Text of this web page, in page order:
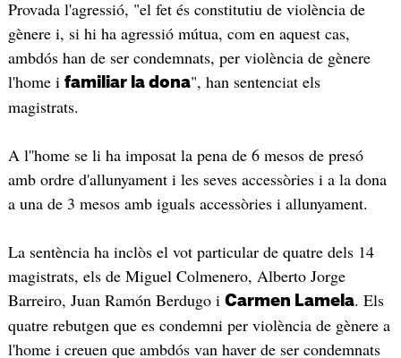
Provada l'agressió, "el fet és constitutiu de violència de
gènere i, si hi ha agressió mútua, com en aquest cas,
ambdós han de ser condemnats, per violència de gènere
l'home i familiar la dona", han sentenciat els
magistrats.
A l''home se li ha imposat la pena de 6 mesos de presó
amb ordre d'allunyament i les seves accessòries i a la dona
a una de 3 mesos amb iguals accessòries i allunyament.
La sentència ha inclòs el vot particular de quatre dels 14
magistrats, els de Miguel Colmenero, Alberto Jorge
Barreiro, Juan Ramón Berdugo i Carmen Lamela. Els
quatre rebutgen que es condemni per violència de gènere a
l'home i creuen que ambdós van haver de ser condemnats